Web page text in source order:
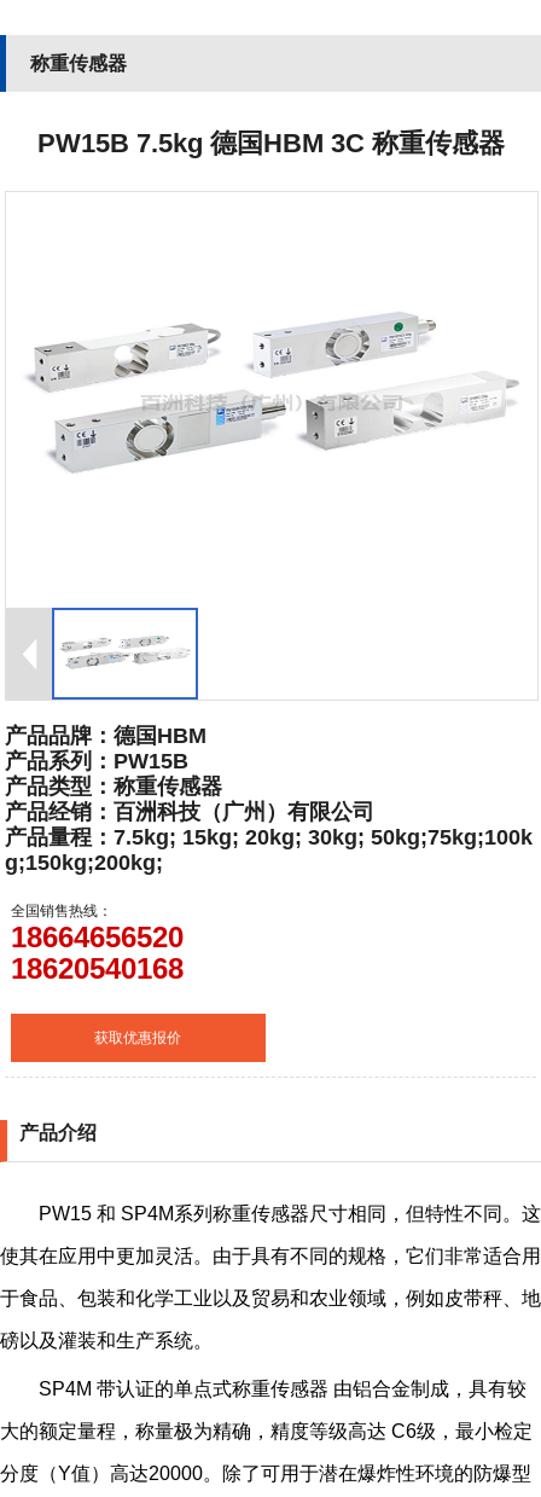
称重传感器
PW15B 7.5kg 德国HBM 3C 称重传感器
产品品牌：德国HBM
产品系列：PW15B
产品类型：称重传感器
产品经销：百洲科技（广州）有限公司
产品量程：7.5kg; 15kg; 20kg; 30kg; 50kg;75kg;100k
g;150kg;200kg;
全国销售热线：
18664656520
18620540168
获取优惠报价
产品介绍
PW15 和 SP4M系列称重传感器尺寸相同，但特性不同。这
使其在应用中更加灵活。由于具有不同的规格，它们非常适合用
于食品、包装和化学工业以及贸易和农业领域，例如皮带秤、地
磅以及灌装和生产系统。
SP4M 带认证的单点式称重传感器 由铝合金制成，具有较
大的额定量程，称量极为精确，精度等级高达 C6级，最小检定
分度（Y值）高达20000。除了可用于潜在爆炸性环境的防爆型